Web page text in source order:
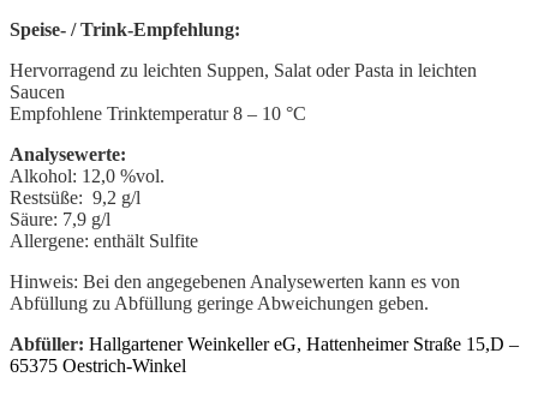
Speise- / Trink-Empfehlung:
Hervorragend zu leichten Suppen, Salat oder Pasta in leichten
Saucen
Empfohlene Trinktemperatur 8 – 10 °C
Analysewerte:
Alkohol: 12,0 %vol.
Restsüße: 9,2 g/l
Säure: 7,9 g/l
Allergene: enthält Sulfite
Hinweis: Bei den angegebenen Analysewerten kann es von
Abfüllung zu Abfüllung geringe Abweichungen geben.
Abfüller: Hallgartener Weinkeller eG, Hattenheimer Straße 15,D –
65375 Oestrich-Winkel